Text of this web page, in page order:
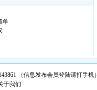
单
（信息发布会员登陆请打手机）
于我们